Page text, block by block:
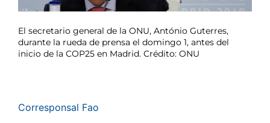
El secretario general de la ONU, António Guterres,
durante la rueda de prensa el domingo 1, antes del
inicio de la COP25 en Madrid. Crédito: ONU
Corresponsal Fao